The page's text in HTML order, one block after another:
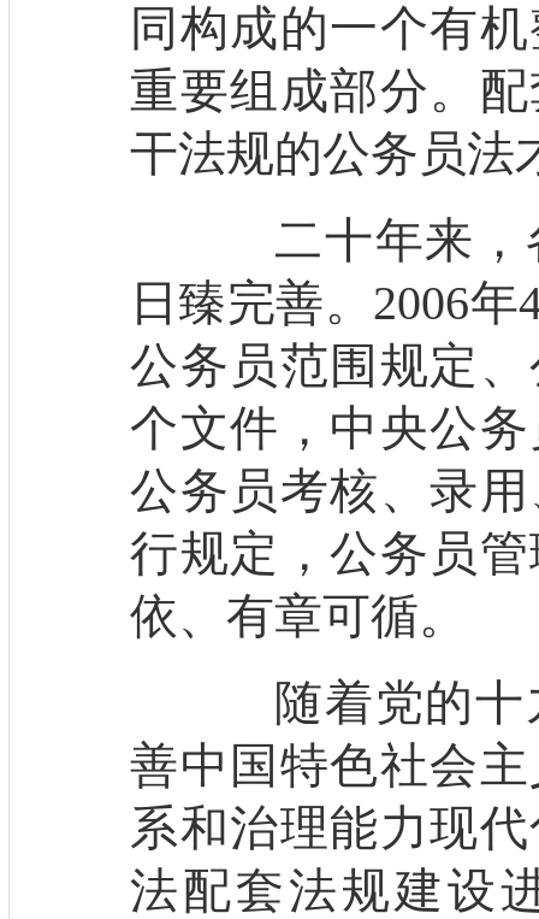
同构成的一个有
重要组成部分。
干法规的公务员法
二十年来，
日臻完善。2006
公务员范围规定
个文件，中央公
公务员考核、录
行规定，公务员
依、有章可循。
随着党的十
善中国特色社会
系和治理能力现
法配套法规建设